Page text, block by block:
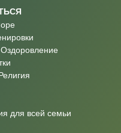
для всей семьи